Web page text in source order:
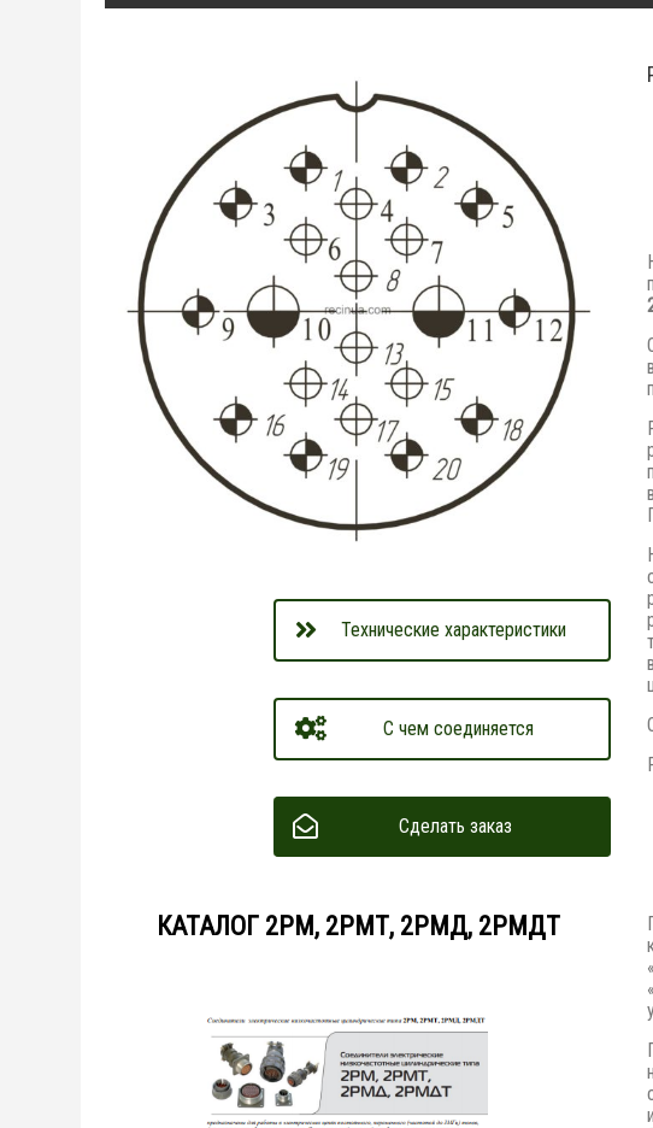
Технические характеристики
С чем соединяется
Сделать заказ
КАТАЛОГ 2РМ, 2РМТ, 2РМД, 2РМДТ